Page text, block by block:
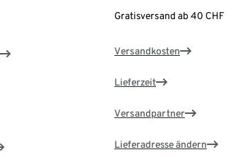
Gratisversand ab 40 CHF
Versandkosten
Lieferzeit
Versandpartner
Lieferadresse ändern